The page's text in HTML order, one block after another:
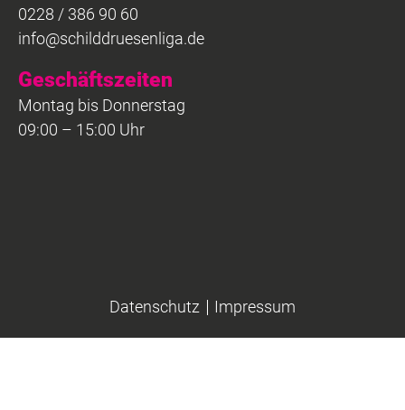
0228 / 386 90 60
info@schilddruesenliga.de
Geschäftszeiten
Montag bis Donnerstag
09:00 – 15:00 Uhr
Datenschutz Impressum